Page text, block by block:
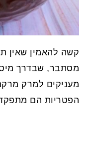
קשה להאמין שאין
מסתבר, שבדרך
מעניקים למרק
הפטריות הם